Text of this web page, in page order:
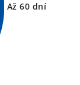
Až 60 dní